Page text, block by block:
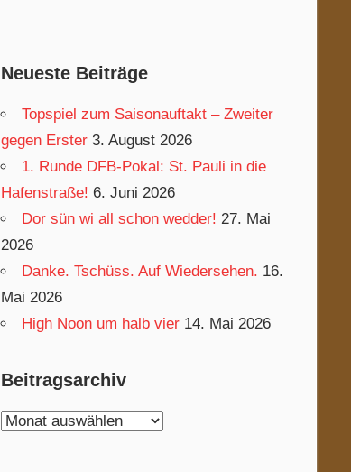
Neueste Beiträge
Topspiel zum Saisonauftakt – Zweiter
gegen Erster 3. August 2026
1. Runde DFB-Pokal: St. Pauli in die
Hafenstraße! 6. Juni 2026
Dor sün wi all schon wedder! 27. Mai
2026
Danke. Tschüss. Auf Wiedersehen. 16.
Mai 2026
High Noon um halb vier 14. Mai 2026
Beitragsarchiv
Beitragsarchiv